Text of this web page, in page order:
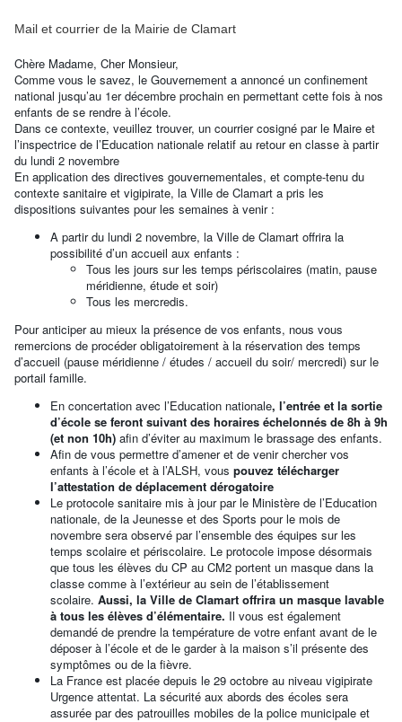
Mail et courrier de la Mairie de Clamart
Chère Madame, Cher Monsieur,
Comme vous le savez, le Gouvernement a annoncé un confinement
national jusqu’au 1er décembre prochain en permettant cette fois à nos
enfants de se rendre à l’école.
Dans ce contexte, veuillez trouver, un courrier cosigné par le Maire et
l’inspectrice de l’Education nationale relatif au retour en classe à partir
du lundi 2 novembre
En application des directives gouvernementales, et compte-tenu du
contexte sanitaire et vigipirate, la Ville de Clamart a pris les
dispositions suivantes pour les semaines à venir :
A partir du lundi 2 novembre, la Ville de Clamart offrira la
possibilité d’un accueil aux enfants :
Tous les jours sur les temps périscolaires (matin, pause
méridienne, étude et soir)
Tous les mercredis.
Pour anticiper au mieux la présence de vos enfants, nous vous
remercions de procéder obligatoirement à la réservation des temps
d’accueil (pause méridienne / études / accueil du soir/ mercredi) sur le
portail famille.
En concertation avec l’Education nationale, l’entrée et la sortie
d’école se feront suivant des horaires échelonnés de 8h à 9h
(et non 10h) afin d’éviter au maximum le brassage des enfants.
Afin de vous permettre d’amener et de venir chercher vos
enfants à l’école et à l’ALSH, vous pouvez télécharger
l’attestation de déplacement dérogatoire
Le protocole sanitaire mis à jour par le Ministère de l’Education
nationale, de la Jeunesse et des Sports pour le mois de
novembre sera observé par l’ensemble des équipes sur les
temps scolaire et périscolaire. Le protocole impose désormais
que tous les élèves du CP au CM2 portent un masque dans la
classe comme à l’extérieur au sein de l’établissement
scolaire. Aussi, la Ville de Clamart offrira un masque lavable
à tous les élèves d’élémentaire. Il vous est également
demandé de prendre la température de votre enfant avant de le
déposer à l’école et de le garder à la maison s’il présente des
symptômes ou de la fièvre.
La France est placée depuis le 29 octobre au niveau vigipirate
Urgence attentat. La sécurité aux abords des écoles sera
assurée par des patrouilles mobiles de la police municipale et